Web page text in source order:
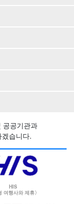
공공기관과
습니다.
HIS
여행사와 제휴〉